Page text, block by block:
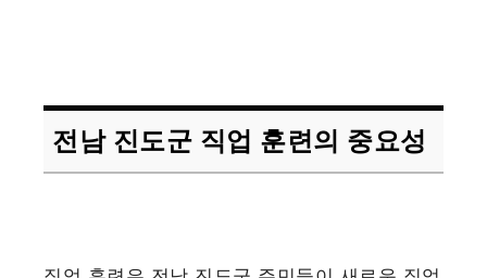
전남 진도군 직업 훈련의 중요성